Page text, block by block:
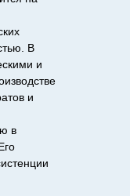
В
и
и
в